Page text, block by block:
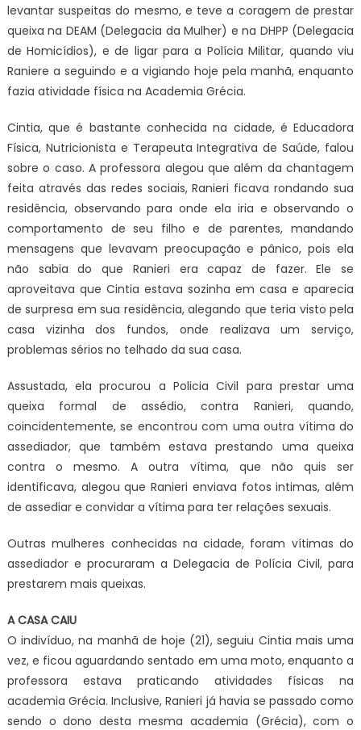
levantar suspeitas do mesmo, e teve a coragem de prestar
queixa na DEAM (Delegacia da Mulher) e na DHPP (Delegacia
de Homicídios), e de ligar para a Polícia Militar, quando viu
Raniere a seguindo e a vigiando hoje pela manhã, enquanto
fazia atividade física na Academia Grécia.
Cintia, que é bastante conhecida na cidade, é Educadora
Física, Nutricionista e Terapeuta Integrativa de Saúde, falou
sobre o caso. A professora alegou que além da chantagem
feita através das redes sociais, Ranieri ficava rondando sua
residência, observando para onde ela iria e observando o
comportamento de seu filho e de parentes, mandando
mensagens que levavam preocupação e pânico, pois ela
não sabia do que Ranieri era capaz de fazer. Ele se
aproveitava que Cintia estava sozinha em casa e aparecia
de surpresa em sua residência, alegando que teria visto pela
casa vizinha dos fundos, onde realizava um serviço,
problemas sérios no telhado da sua casa.
Assustada, ela procurou a Policia Civil para prestar uma
queixa formal de assédio, contra Ranieri, quando,
coincidentemente, se encontrou com uma outra vítima do
assediador, que também estava prestando uma queixa
contra o mesmo. A outra vítima, que não quis ser
identificava, alegou que Ranieri enviava fotos intimas, além
de assediar e convidar a vítima para ter relações sexuais.
Outras mulheres conhecidas na cidade, foram vítimas do
assediador e procuraram a Delegacia de Polícia Civil, para
prestarem mais queixas.
A CASA CAIU
O indivíduo, na manhã de hoje (21), seguiu Cintia mais uma
vez, e ficou aguardando sentado em uma moto, enquanto a
professora estava praticando atividades físicas na
academia Grécia. Inclusive, Ranieri já havia se passado como
sendo o dono desta mesma academia (Grécia), com o